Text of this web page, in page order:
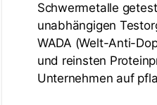
Schwermetalle
unabhängigen
WADA (Welt-Anti-
und reinsten
Unternehmen auf